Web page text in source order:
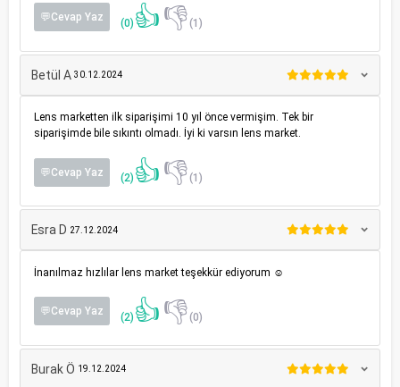
💬Cevap Yaz (0) 👍👎(1)
Betül A 30.12.2024
Lens marketten ilk siparişimi 10 yıl önce vermişim. Tek bir
siparişimde bile sıkıntı olmadı. İyi ki varsın lens market.
💬Cevap Yaz (2) 👍👎(1)
Esra D 27.12.2024
İnanılmaz hızlılar lens market teşekkür ediyorum ☺️
💬Cevap Yaz (2) 👍👎(0)
Burak Ö 19.12.2024